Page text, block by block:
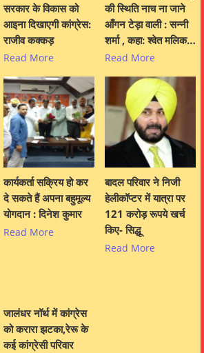
सरकार के विकास को
आइना दिखाएगी कांग्रेस:
राजीव कक्कड़
Read More
की स्थिति नाच ना जाने
आँगन टेड़ा वाली : सन्नी
शर्मा , कहा: श्वेत मलिक…
Read More
कार्यकर्ता सक्रिय हो कर
दे सकते हैं अपना बहुमूल्य
योगदान : दिनेश कुमार
Read More
बादल परिवार ने निजी
हेलीकॉप्टर में यात्रा पर
121 करोड़ रूपये खर्च
किए- सिद्धू
Read More
जालंधर नॉर्थ में कांग्रेस
को करारा झटका,रेरू के
कई कांग्रेसी परिवार